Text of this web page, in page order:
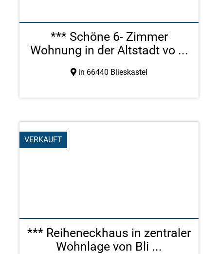
*** Schöne 6- Zimmer
Wohnung in der Altstadt vo ...
in 66440 Blieskastel
VERKAUFT
*** Reiheneckhaus in zentraler
Wohnlage von Bli ...